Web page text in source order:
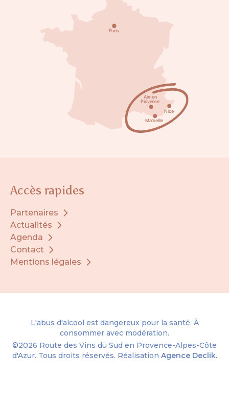
Accès rapides
Partenaires
Actualités
Agenda
Contact
Mentions légales
L'abus d'alcool est dangereux pour la santé. À
consommer avec modération.
©2026 Route des Vins du Sud en Provence-Alpes-Côte
d'Azur. Tous droits réservés. Réalisation Agence Declik.